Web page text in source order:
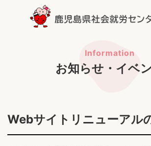
お知らせ・イベ
Webサイトリニューアル